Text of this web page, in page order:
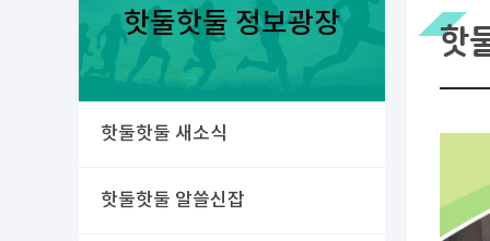
핫둘핫둘 정보광장
핫둘핫둘 새소식
핫둘핫둘 알쓸신잡
핫